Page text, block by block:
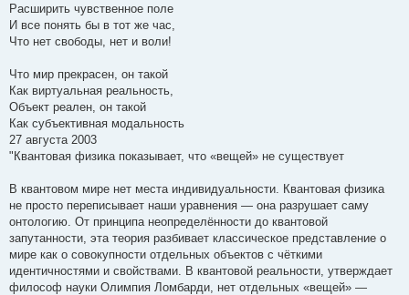
е
н
е
Расширить чувственное поле
И все понять бы в тот же час,
Что нет свободы, нет и воли!
Что мир прекрасен, он такой
Как виртуальная реальность,
Объект реален, он такой
Как субъективная модальность
27 августа 2003
"Квантовая физика показывает, что «вещей» не существует
В квантовом мире нет места индивидуальности. Квантовая физика
не просто переписывает наши уравнения — она разрушает саму
онтологию. От принципа неопределённости до квантовой
запутанности, эта теория разбивает классическое представление о
мире как о совокупности отдельных объектов с чёткими
идентичностями и свойствами. В квантовой реальности, утверждает
философ науки Олимпия Ломбарди, нет отдельных «вещей» —